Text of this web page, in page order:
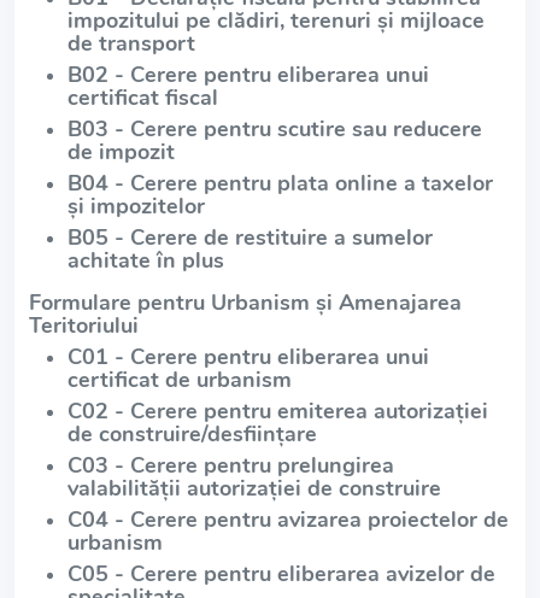
impozitului pe clădiri, terenuri și mijloace
de transport
B02 - Cerere pentru eliberarea unui
certificat fiscal
B03 - Cerere pentru scutire sau reducere
de impozit
B04 - Cerere pentru plata online a taxelor
și impozitelor
B05 - Cerere de restituire a sumelor
achitate în plus
Formulare pentru Urbanism și Amenajarea
Teritoriului
C01 - Cerere pentru eliberarea unui
certificat de urbanism
C02 - Cerere pentru emiterea autorizației
de construire/desființare
C03 - Cerere pentru prelungirea
valabilității autorizației de construire
C04 - Cerere pentru avizarea proiectelor de
urbanism
C05 - Cerere pentru eliberarea avizelor de